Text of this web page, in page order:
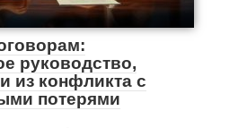
руководство,
из конфликта с
потерями